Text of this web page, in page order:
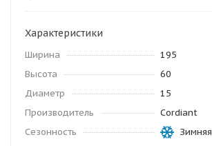
Характеристики
Ширина
195
Высота
60
Диаметр
15
Производитель
Cordiant
Сезонность
Зимняя